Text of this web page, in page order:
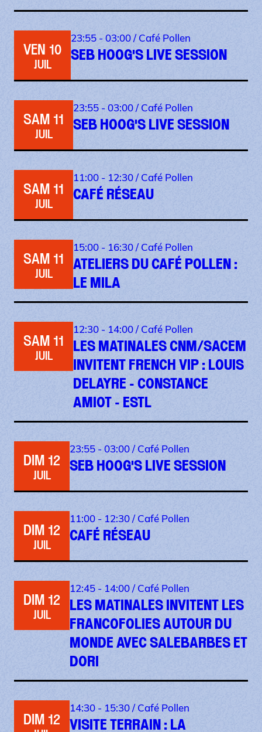
VEN 10
JUIL
23:55 - 03:00 /Café Pollen
SEB HOOG'S LIVE SESSION
SAM 11
JUIL
23:55 - 03:00 /Café Pollen
SEB HOOG'S LIVE SESSION
SAM 11
JUIL
11:00 - 12:30 /Café Pollen
CAFÉ RÉSEAU
SAM 11
JUIL
15:00 - 16:30 /Café Pollen
ATELIERS DU CAFÉ POLLEN :
LE MILA
SAM 11
JUIL
12:30 - 14:00 /Café Pollen
LES MATINALES CNM/SACEM
INVITENT FRENCH VIP : LOUIS
DELAYRE - CONSTANCE
AMIOT - ESTL
DIM 12
JUIL
23:55 - 03:00 /Café Pollen
SEB HOOG'S LIVE SESSION
DIM 12
JUIL
11:00 - 12:30 /Café Pollen
CAFÉ RÉSEAU
DIM 12
JUIL
12:45 - 14:00 /Café Pollen
LES MATINALES INVITENT LES
FRANCOFOLIES AUTOUR DU
MONDE AVEC SALEBARBES ET
DORI
DIM 12
14:30 - 15:30 /Café Pollen
VISITE TERRAIN : LA